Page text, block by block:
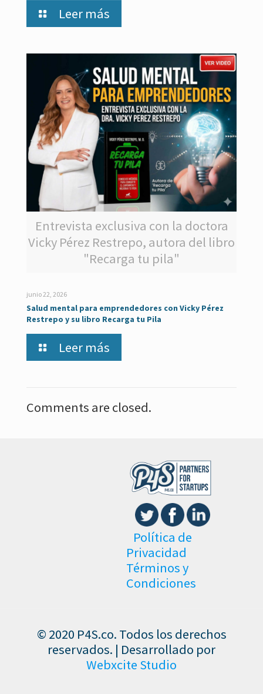
Leer más
Entrevista exclusiva con la doctora
Vicky Pérez Restrepo, autora del libro
"Recarga tu pila"
junio 22, 2026
Salud mental para emprendedores con Vicky Pérez
Restrepo y su libro Recarga tu Pila
Leer más
Comments are closed.
Política de
Privacidad
Términos y
Condiciones
© 2020 P4S.co. Todos los derechos
reservados. | Desarrollado por
Webxcite Studio